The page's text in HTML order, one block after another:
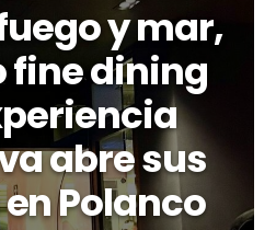
y mar,
fine dining
abre sus
Polanco